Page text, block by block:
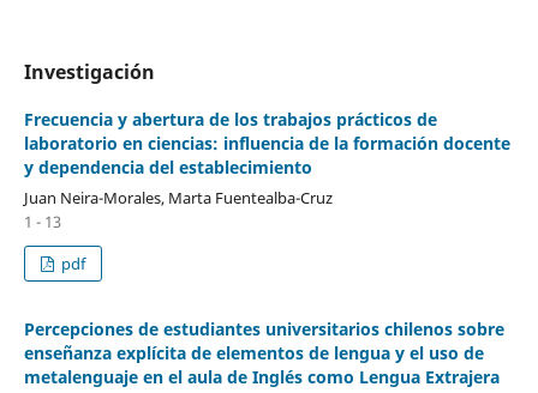
Investigación
Frecuencia y abertura de los trabajos prácticos de
laboratorio en ciencias: influencia de la formación docente
y dependencia del establecimiento
Juan Neira-Morales, Marta Fuentealba-Cruz
1 - 13
pdf
Percepciones de estudiantes universitarios chilenos sobre
enseñanza explícita de elementos de lengua y el uso de
metalenguaje en el aula de Inglés como Lengua Extrajera